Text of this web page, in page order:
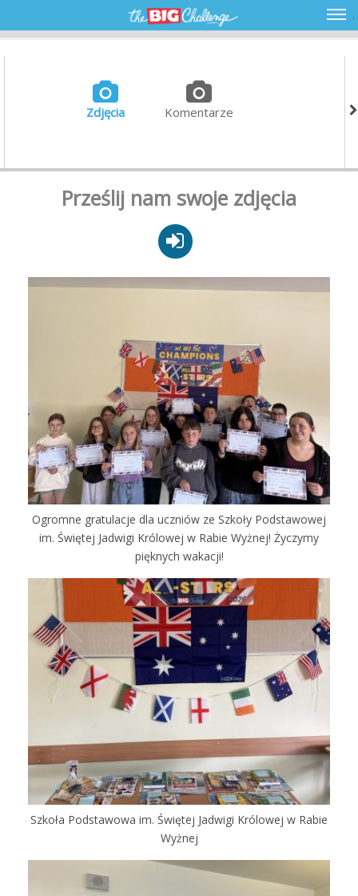
Zdjęcia Komentarze
Prześlij nam swoje zdjęcia
Ogromne gratulacje dla uczniów ze Szkoły Podstawowej
im. Świętej Jadwigi Królowej w Rabie Wyżnej! Życzymy
pięknych wakacji!
Szkoła Podstawowa im. Świętej Jadwigi Królowej w Rabie
Wyżnej